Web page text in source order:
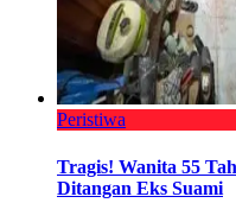
Peristiwa
Tragis! Wanita 55
Ditangan Eks Suami